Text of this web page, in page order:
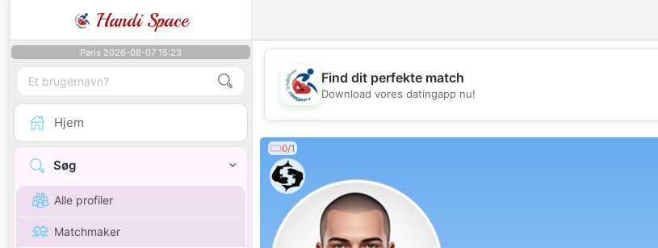
Handi Space
Paris 2026-08-07 15:23
Hjem
Søg
Alle profiler
Matchmaker
💖
Find dit perfekte match
Download vores datingapp nu!
0/1